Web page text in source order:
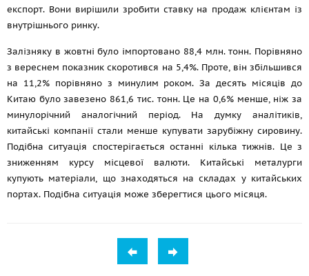
експорт. Вони вирішили зробити ставку на продаж клієнтам із
внутрішнього ринку.
Залізняку в жовтні було імпортовано 88,4 млн. тонн. Порівняно
з вереснем показник скоротився на 5,4%. Проте, він збільшився
на 11,2% порівняно з минулим роком. За десять місяців до
Китаю було завезено 861,6 тис. тонн. Це на 0,6% менше, ніж за
минулорічний аналогічний період. На думку аналітиків,
китайські компанії стали менше купувати зарубіжну сировину.
Подібна ситуація спостерігається останні кілька тижнів. Це з
зниженням курсу місцевої валюти. Китайські металурги
купують матеріали, що знаходяться на складах у китайських
портах. Подібна ситуація може зберегтися цього місяця.